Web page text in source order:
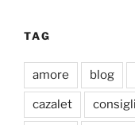
TAG
amore blog
cazalet consigli